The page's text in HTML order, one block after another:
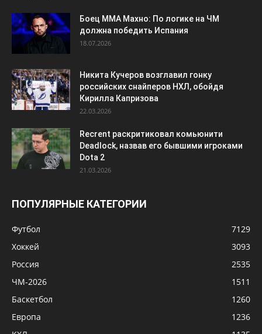
Боец ММА Махно: По логике на ЧМ
должна победить Испания
18.07.2026
Никита Кучеров возглавил гонку
российских снайперов НХЛ, обойдя
Кирилла Капризова
22.03.2026
Recrent раскритиковал комьюнити
Deadlock, назвав его бывшими игроками
Dota 2
21.03.2026
ПОПУЛЯРНЫЕ КАТЕГОРИИ
Футбол
7129
Хоккей
3093
Россия
2535
ЧМ-2026
1511
Баскетбол
1260
Европа
1236